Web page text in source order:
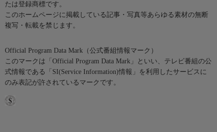
たは登録商標です。
このホームページに掲載している記事・写真等あらゆる素材の無断
複写・転載を禁じます。
Official Program Data Mark（公式番組情報マーク）
このマークは「Official Program Data Mark」といい、テレビ番組の公
式情報である「SI(Service Information)情報」を利用したサービスに
のみ表記が許されているマークです。